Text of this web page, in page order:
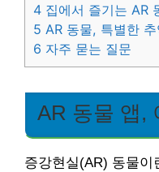
4 집에서 즐기는 AR
5 AR 동물, 특별한
6 자주 묻는 질문
AR 동물 앱,
증강현실(AR) 동물